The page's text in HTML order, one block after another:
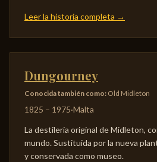
Leer la historia completa →
Dungourney
Conocida también como: Old Midleton
1825 – 1975·Malta
La destilería original de Midleton,
mundo. Sustituida por la nueva
y conservada como museo.